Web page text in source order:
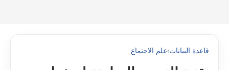
قاعدة البيانات›علم الاجتماع